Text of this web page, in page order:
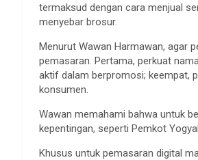
termaksud dengan cara menjual
menyebar brosur.
Menurut Wawan Harmawan, agar
pemasaran. Pertama, perkuat
aktif dalam berpromosi; keempat,
konsumen.
Wawan memahami bahwa untuk
kepentingan, seperti Pemkot
Khusus untuk pemasaran digital